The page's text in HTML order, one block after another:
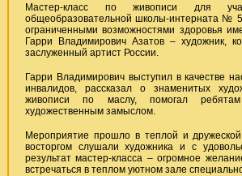
Мастер-класс по живописи для
общеобразовательной школы-интерната №
ограниченными возможностями здоровья
Гарри Владимирович Азатов – художник,
заслуженный артист России.
Гарри Владимирович выступил в качестве
инвалидов, рассказал о знаменитых
живописи по маслу, помогал
художественным замыслом.
Мероприятие прошло в теплой и
восторгом слушали художника и с
результат мастер-класса – огромное
встречаться в теплом уютном зале